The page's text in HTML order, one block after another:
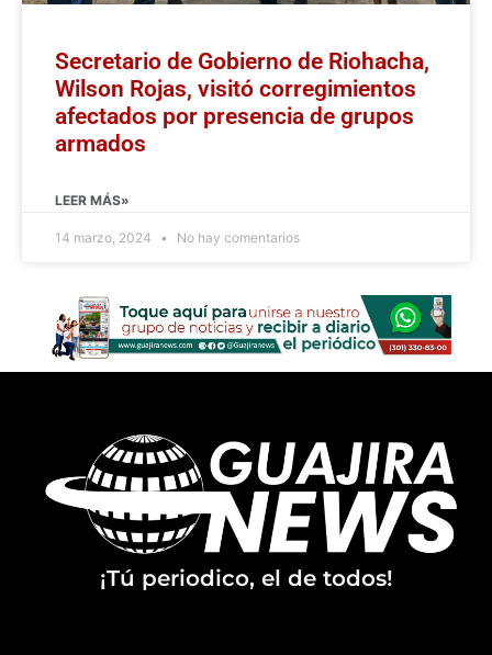
Secretario de Gobierno de Riohacha,
Wilson Rojas, visitó corregimientos
afectados por presencia de grupos
armados
LEER MÁS»
14 marzo, 2024 No hay comentarios
¡Tú periodico, el de todos!